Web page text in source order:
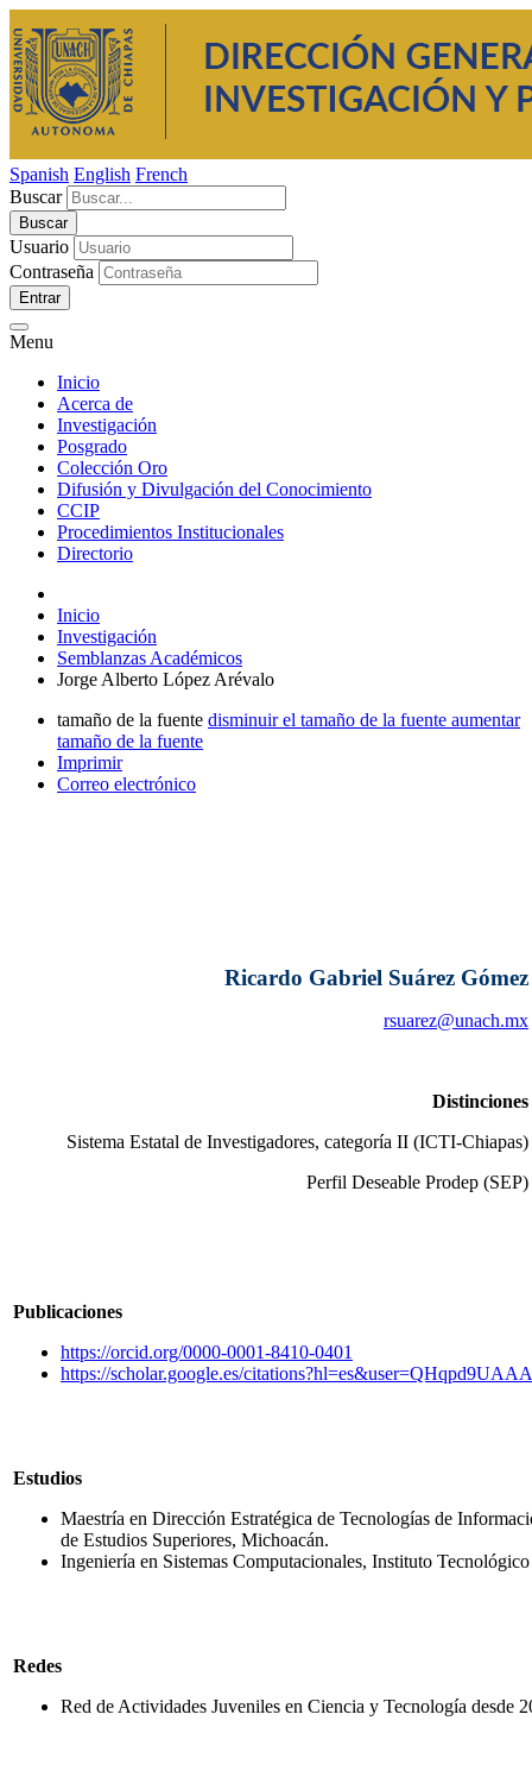
Spanish English French
Buscar
Usuario
Contraseña
Entrar
Menu
Inicio
Acerca de
Investigación
Posgrado
Colección Oro
Difusión y Divulgación del Conocimiento
CCIP
Procedimientos Institucionales
Directorio
Inicio
Investigación
Semblanzas Académicos
Jorge Alberto López Arévalo
tamaño de la fuente disminuir el tamaño de la fuente aumentar
tamaño de la fuente
Imprimir
Correo electrónico
Ricardo Gabriel Suárez Gómez
rsuarez@unach.mx
Distinciones
Sistema Estatal de Investigadores, categoría II (ICTI-Chiapas)
Perfil Deseable Prodep (SEP)
Publicaciones
https://orcid.org/0000-0001-8410-0401
https://scholar.google.es/
Estudios
Maestría en Dirección Estratégica de Tecnologías de
de Estudios Superiores, Michoacán.
Ingeniería en Sistemas Computacionales, Instituto
Redes
Red de Actividades Juveniles en Ciencia y Tecnología desde